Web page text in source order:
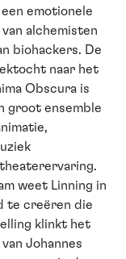
emotionele
alchemisten
biohackers. De
naar het
Obscura is
groot ensemble
weet Linning in
te creëren die
klinkt het
Johannes